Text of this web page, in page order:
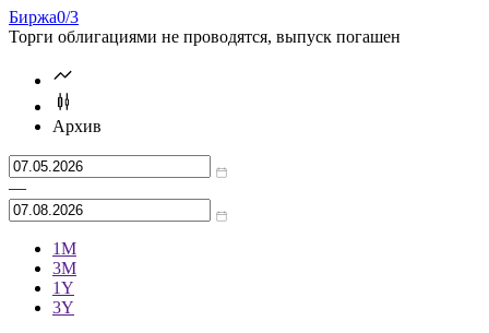
Биржа0/3
Торги облигациями не проводятся, выпуск погашен
Архив
—
1М
3М
1Y
3Y